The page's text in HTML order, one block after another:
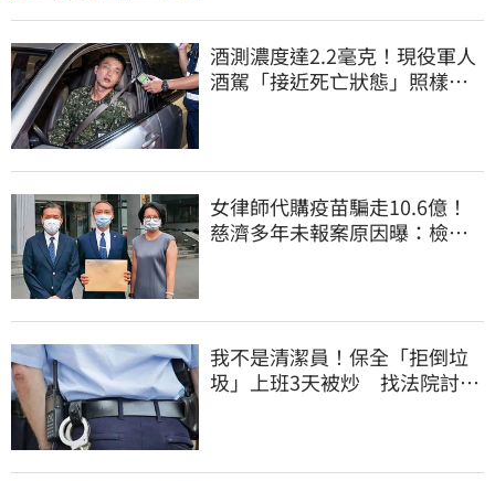
酒測濃度達2.2毫克！現役軍人
酒駕「接近死亡狀態」照樣開
女律師代購疫苗騙走10.6億！
慈濟多年未報案原因曝：檢警
我不是清潔員！保全「拒倒垃
圾」上班3天被炒 找法院討公